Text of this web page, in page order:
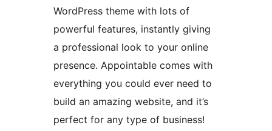
WordPress theme with lots of
powerful features, instantly giving
a professional look to your online
presence. Appointable comes with
everything you could ever need to
build an amazing website, and it’s
perfect for any type of business!